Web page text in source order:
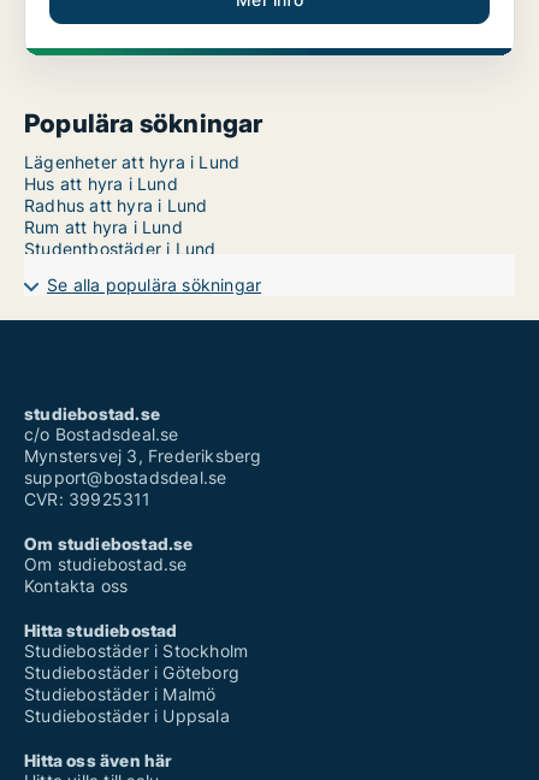
Populära sökningar
Lägenheter att hyra i Lund
Hus att hyra i Lund
Radhus att hyra i Lund
Rum att hyra i Lund
Studentbostäder i Lund
Se alla populära sökningar
studiebostad.se
c/o Bostadsdeal.se
Mynstersvej 3, Frederiksberg
support@bostadsdeal.se
CVR: 39925311
Om studiebostad.se
Om studiebostad.se
Kontakta oss
Hitta studiebostad
Studiebostäder i Stockholm
Studiebostäder i Göteborg
Studiebostäder i Malmö
Studiebostäder i Uppsala
Hitta oss även här